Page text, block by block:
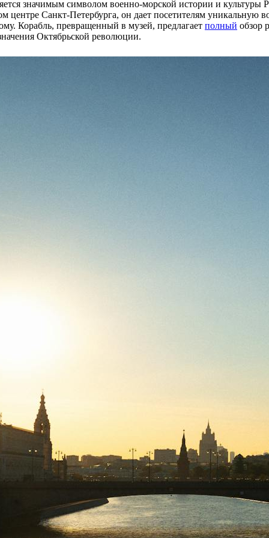
значимым символом военно-морской истории и культуры
центре Санкт-Петербурга, он дает посетителям уникальную
Корабль, превращенный в музей, предлагает полный обзор
Октябрьской революции.